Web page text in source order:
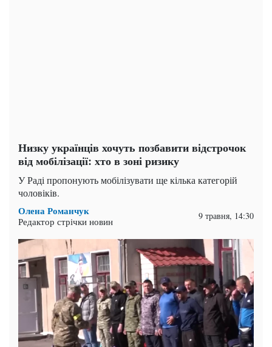
Низку українців хочуть позбавити відстрочок
від мобілізації: хто в зоні ризику
У Раді пропонують мобілізувати ще кілька категорій
чоловіків.
Олена Романчук
Редактор стрічки новин 9 травня, 14:30